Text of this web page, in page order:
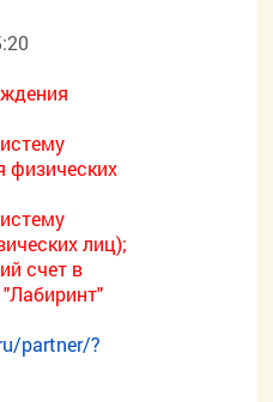
физических
лиц);
счет в
"Лабиринт"
partner/?